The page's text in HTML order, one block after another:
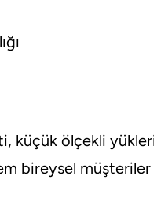
küçük ölçekli
bireysel